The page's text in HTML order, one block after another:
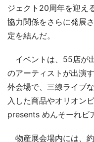
ジェクト20周年を迎え
協力関係をさらに発展
定を結んだ。
イベントは、55店が
のアーティストが出演
外会場で、三線ライブ
入した商品やオリオン
presents めんそーれビ
物産展会場内には、